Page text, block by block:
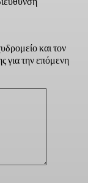
και τον
για την επόμενη